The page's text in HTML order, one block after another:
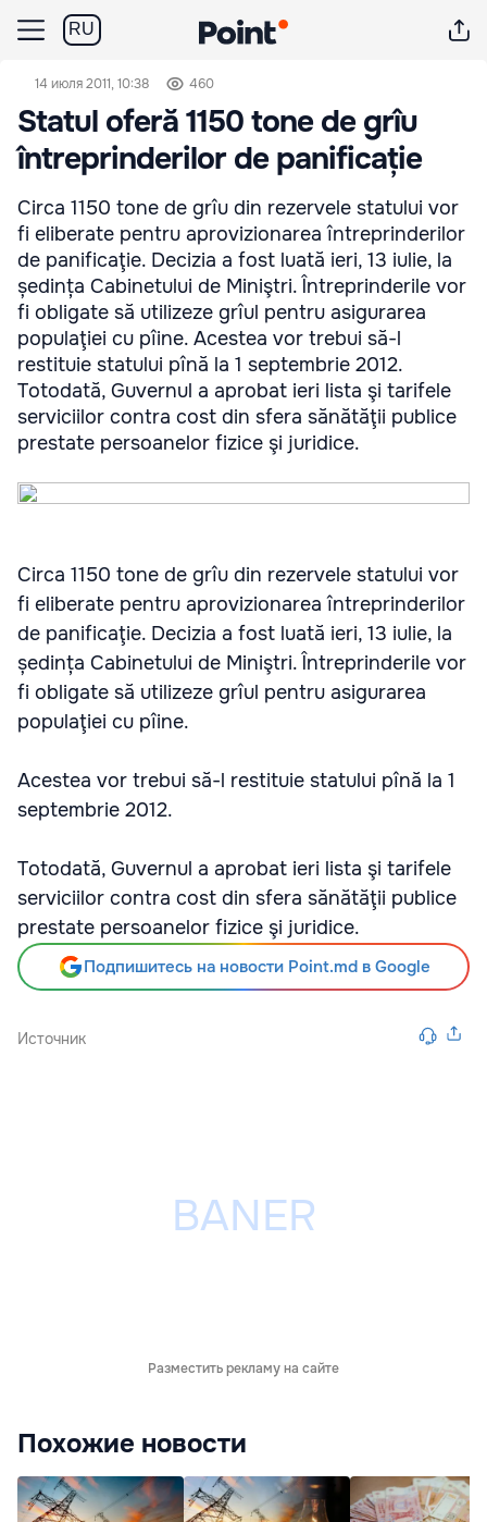
RU
14 июля 2011, 10:38 460
Statul oferă 1150 tone de grîu
întreprinderilor de panificație
Circa 1150 tone de grîu din rezervele statului vor
fi eliberate pentru aprovizionarea întreprinderilor
de panificaţie. Decizia a fost luată ieri, 13 iulie, la
ședința Cabinetului de Miniştri. Întreprinderile vor
fi obligate să utilizeze grîul pentru asigurarea
populaţiei cu pîine. Acestea vor trebui să-l
restituie statului pînă la 1 septembrie 2012.
Totodată, Guvernul a aprobat ieri lista şi tarifele
serviciilor contra cost din sfera sănătăţii publice
prestate persoanelor fizice şi juridice.
Circa 1150 tone de grîu din rezervele statului vor
fi eliberate pentru aprovizionarea întreprinderilor
de panificaţie. Decizia a fost luată ieri, 13 iulie, la
ședința Cabinetului de Miniştri. Întreprinderile vor
fi obligate să utilizeze grîul pentru asigurarea
populaţiei cu pîine.
Acestea vor trebui să-l restituie statului pînă la 1
septembrie 2012.
Totodată, Guvernul a aprobat ieri lista şi tarifele
serviciilor contra cost din sfera sănătăţii publice
prestate persoanelor fizice şi juridice.
Подпишитесь на новости Point.md в Google
Источник
Разместить рекламу на сайте
Похожие новости